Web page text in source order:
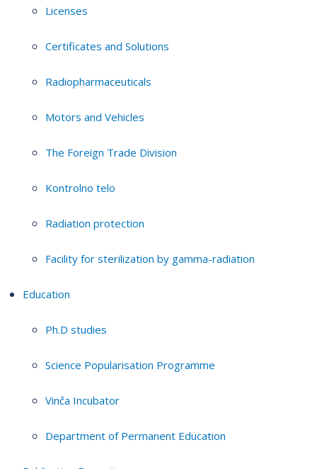
Licenses
Certificates and Solutions
Radiopharmaceuticals
Motors and Vehicles
The Foreign Trade Division
Kontrolno telo
Radiation protection
Facility for sterilization by gamma-radiation
Education
Ph.D studies
Science Popularisation Programme
Vinča Incubator
Department of Permanent Education